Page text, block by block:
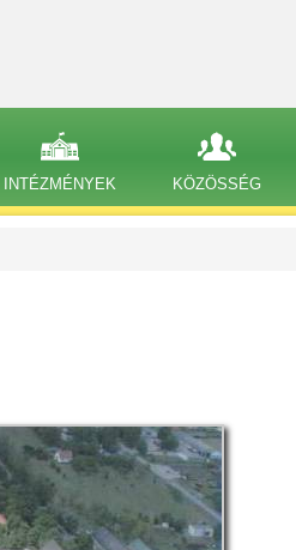
INTÉZMÉNYEK KÖZÖSSÉG